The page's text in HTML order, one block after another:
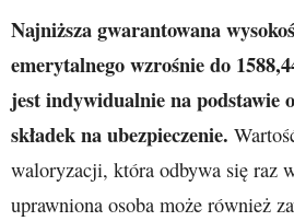
Najniższa gwarantowana
emerytalnego wzrośnie do
jest indywidualnie na podstawie
składek na ubezpieczenie.
waloryzacji, która odbywa się raz
uprawniona osoba może również